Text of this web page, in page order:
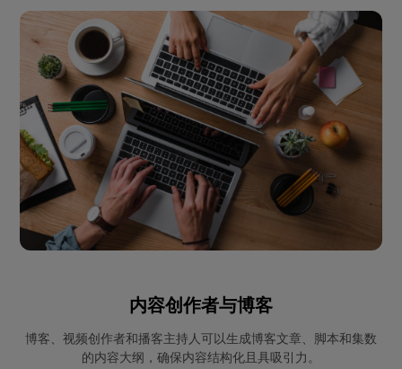
内容创作者与博客
博客、视频创作者和播客主持人可以生成博客文章、脚本和集数
的内容大纲，确保内容结构化且具吸引力。